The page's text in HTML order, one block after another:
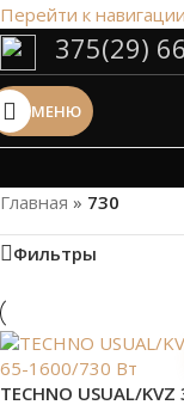
Перейти к навигации
Рассчитаем
375(29)
МЕНЮ
Главная » 730
Фильтры
TECHNO USUAL/